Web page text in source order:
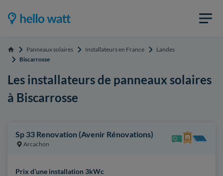
Accueil Panneaux solaires Installateurs en France
Landes
Biscarrosse
Les installateurs de panneaux solaires
à Biscarrosse
Sp 33 Renovation (Avenir Rénovations)
Arcachon
Prix d’une installation 3kWc